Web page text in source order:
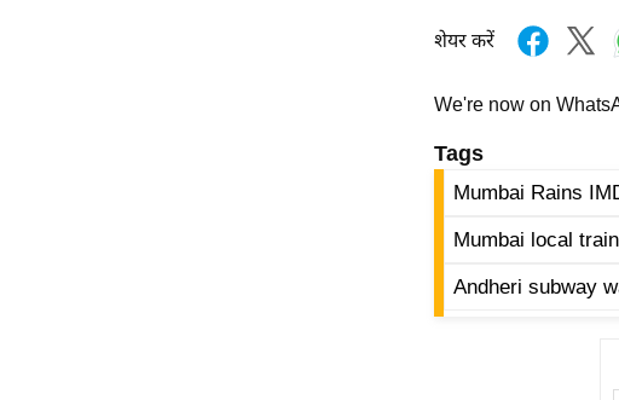
शेयर करें
We're now on
Tags
Mumbai Rains
Mumbai local
Andheri subway